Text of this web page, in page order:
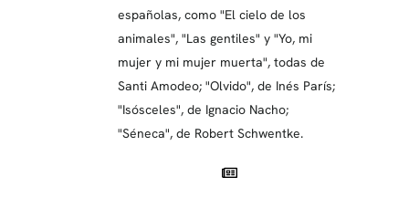
españolas, como "El cielo de los
animales", "Las gentiles" y "Yo, mi
mujer y mi mujer muerta", todas de
Santi Amodeo; "Olvido", de Inés París;
"Isósceles", de Ignacio Nacho;
"Séneca", de Robert Schwentke.